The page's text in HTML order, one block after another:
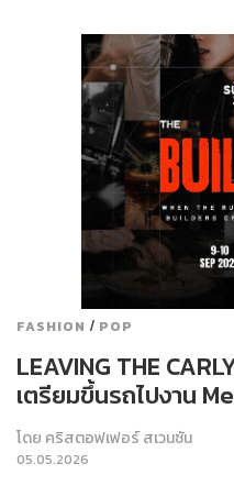
FASHION / POP
LEAVING THE
เตรียมขึ้นรถไปงาน
โดย คริสตอฟเฟอร์ สเวนซัน
05.05.2026